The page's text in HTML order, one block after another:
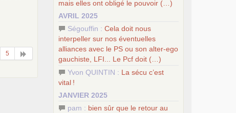
5
–lescinq chantiers pour contribuer
au débat sur le projet communiste
mais elles ont obligé le pouvoir (…)
AVRIL 2025
Ségouffin : Cela doit nous
interpeller sur nos éventuelles
alliances avec le PS ou son alter-ego
gauchiste, LFI ... Le Pcf doit (…)
Yvon QUINTIN : La sécu c’est
vital !
JANVIER 2025
pam : bien sûr que le retour au